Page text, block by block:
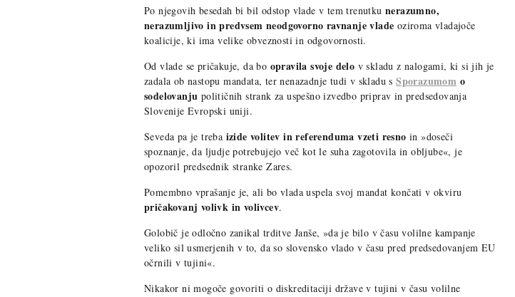
Po njegovih besedah bi bil odstop vlade v tem trenutku nerazumno,
nerazumljivo in predvsem neodgovorno ravnanje vlade oziroma vladajoče
koalicije, ki ima velike obveznosti in odgovornosti.
Od vlade se pričakuje, da bo opravila svoje delo v skladu z nalogami, ki si jih je
zadala ob nastopu mandata, ter nenazadnje tudi v skladu sSporazumom o
sodelovanju političnih strank za uspešno izvedbo priprav in predsedovanja
Slovenije Evropski uniji.
Seveda pa je treba izide volitev in referenduma vzeti resno in »doseči
spoznanje, da ljudje potrebujejo več kot le suha zagotovila in obljube«, je
opozoril predsednik stranke Zares.
Pomembno vprašanje je, ali bo vlada uspela svoj mandat končati v okviru
pričakovanj volivk in volivcev.
Golobič je odločno zanikal trditve Janše, »da je bilo v času volilne kampanje
veliko sil usmerjenih v to, da so slovensko vlado v času pred predsedovanjem EU
očrnili v tujini«.
Nikakor ni mogoče govoriti o diskreditaciji države v tujini v času volilne